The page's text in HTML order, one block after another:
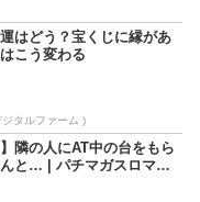
はどう？宝くじに縁があ
こう変わる
タルファーム )
】隣の人にAT中の台をもら
と… | パチマガスロマガ